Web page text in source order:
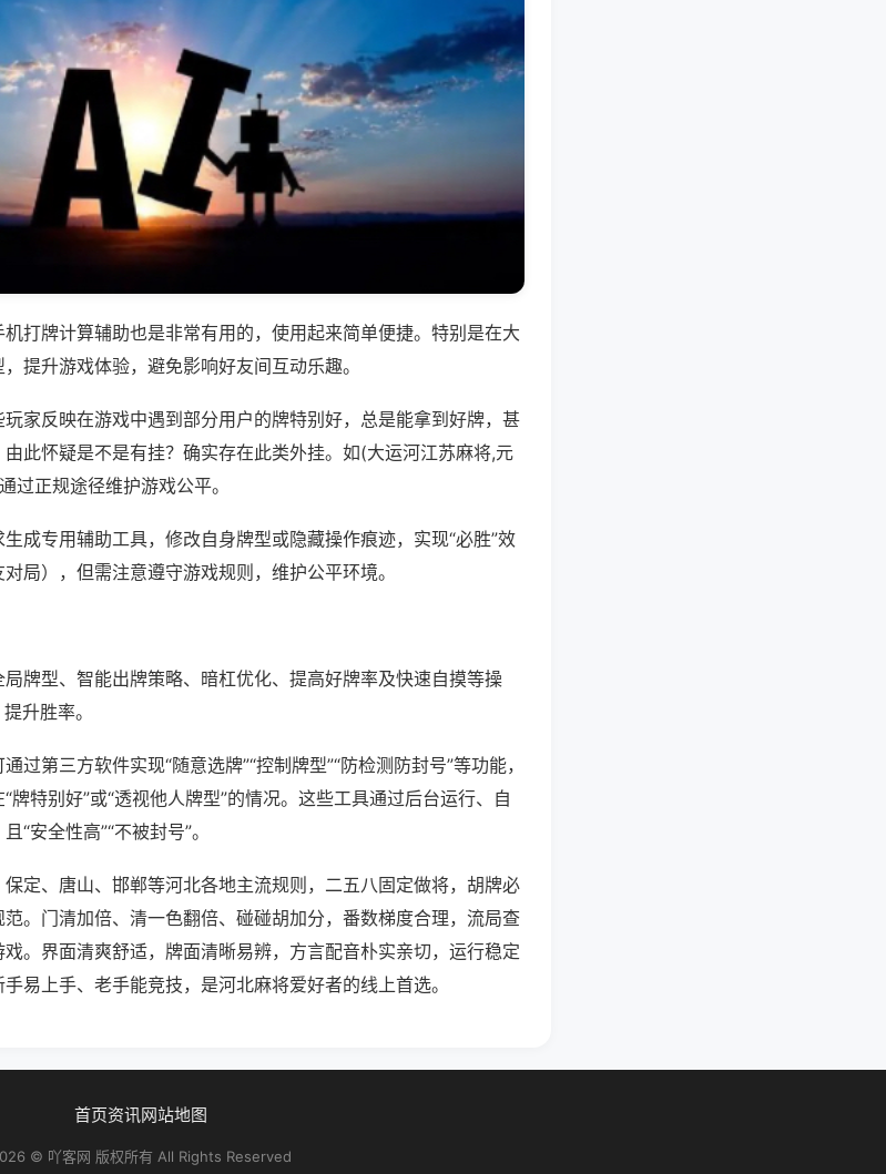
打牌计算辅助也是非常有用的，使用起来简单便捷。特别是在大
提升游戏体验，避免影响好友间互动乐趣。
家反映在游戏中遇到部分用户的牌特别好，总是能拿到好牌，甚
此怀疑是不是有挂？确实存在此类外挂。如(大运河江苏麻将,元
过正规途径维护游戏公平。
成专用辅助工具，修改自身牌型或隐藏操作痕迹，实现“必胜”效
局），但需注意遵守游戏规则，维护公平环境。
牌型、智能出牌策略、暗杠优化、提高好牌率及快速自摸等操
升胜率。
过第三方软件实现“随意选牌”“控制牌型”“防检测防封号”等功能，
牌特别好”或“透视他人牌型”的情况。这些工具通过后台运行、自
“安全性高”“不被封号”。
定、唐山、邯郸等河北各地主流规则，二五八固定做将，胡牌必
。门清加倍、清一色翻倍、碰碰胡加分，番数梯度合理，流局查
。界面清爽舒适，牌面清晰易辨，方言配音朴实亲切，运行稳定
易上手、老手能竞技，是河北麻将爱好者的线上首选。
首页资讯网站地图
© 吖客网 版权所有 All Rights Reserved